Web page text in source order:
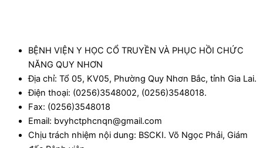
BỆNH VIỆN Y HỌC CỔ TRUYỀN VÀ PHỤC HỒI CHỨC
NĂNG QUY NHƠN
Địa chỉ: Tổ 05, KV05, Phường Quy Nhơn Bắc, tỉnh Gia Lai.
Điện thoại: (0256)3548002, (0256)3548018.
Fax: (0256)3548018
Email: bvyhctphcnqn@gmail.com
Chịu trách nhiệm nội dung: BSCKI. Võ Ngọc Phải, Giám